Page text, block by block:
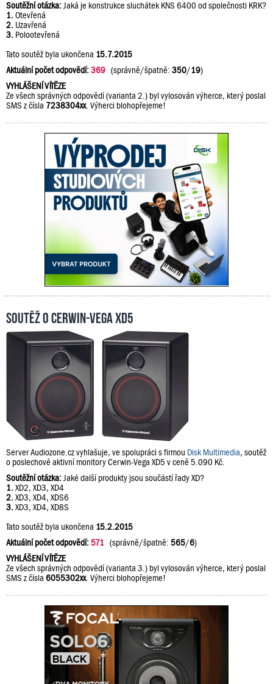
Soutěžní otázka:Jaká je konstrukce sluchátek KNS 6400 od společnosti KRK?
1.Otevřená
2. Uzavřená
3. Polootevřená
Tato soutěž byla ukončena 15.7.2015
Aktuální počet odpovědí:369 (správně/špatně: 350/19)
VYHLÁŠENÍ VÍTĚZE
Ze všech správných odpovědí (varianta 2.) byl vylosován výherce, který poslal
SMS z čísla 7238304xx. Výherci blohopřejeme!
Soutěž o Cerwin-Vega XD5
Server Audiozone.cz vyhlašuje, ve spolupráci s firmou Disk Multimedia, soutěž
o poslechové aktivní monitory Cerwin-Vega XD5 v ceně 5.090 Kč.
Soutěžní otázka: Jaké další produkty jsou součástí řady XD?
1. XD2, XD3, XD4
2. XD3, XD4, XDS6
3. XD3, XD4, XD8S
Tato soutěž byla ukončena 15.2.2015
Aktuální počet odpovědí:571 (správně/špatně: 565/6)
VYHLÁŠENÍ VÍTĚZE
Ze všech správných odpovědí (varianta 3.) byl vylosován výherce, který poslal
SMS z čísla 6055302xx. Výherci blohopřejeme!